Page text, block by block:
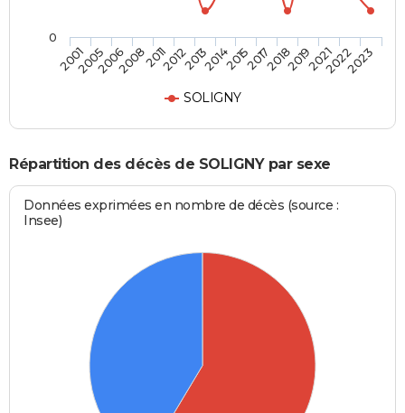
SOLIGNY
200120052006200820112012201320142015201720182019202120222023
0
Répartition des décès de SOLIGNY par sexe
Données exprimées en nombre de décès (source :
Insee)